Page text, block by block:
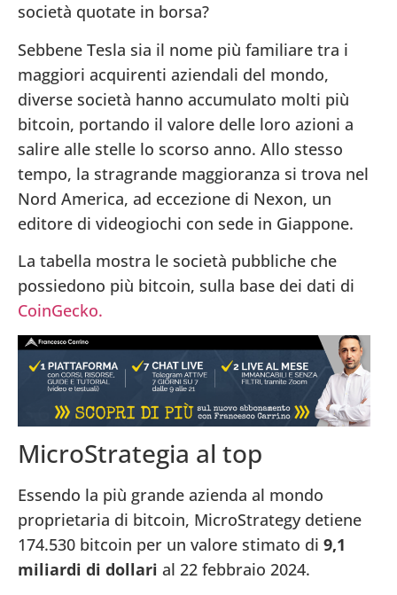
società quotate in borsa?
Sebbene Tesla sia il nome più familiare tra i
maggiori acquirenti aziendali del mondo,
diverse società hanno accumulato molti più
bitcoin, portando il valore delle loro azioni a
salire alle stelle lo scorso anno. Allo stesso
tempo, la stragrande maggioranza si trova nel
Nord America, ad eccezione di Nexon, un
editore di videogiochi con sede in Giappone.
La tabella mostra le società pubbliche che
possiedono più bitcoin, sulla base dei dati di
CoinGecko.
MicroStrategia al top
Essendo la più grande azienda al mondo
proprietaria di bitcoin, MicroStrategy detiene
174.530 bitcoin per un valore stimato di 9,1
miliardi di dollari al 22 febbraio 2024.